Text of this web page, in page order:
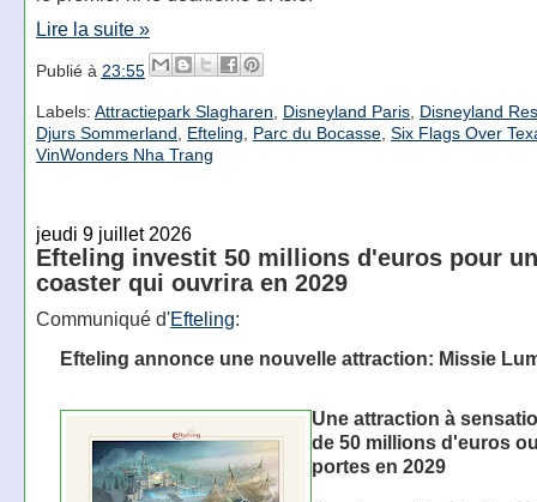
Lire la suite »
Publié à 23:55
Labels: Attractiepark Slagharen Disneyland Paris, Disneyland
Djurs Sommerland
Efteling Parc du Bocasse, Six Flags Over
VinWonders Nha Trang
jeudi 9 juillet 2026
Efteling investit 50 millions d'euros pour
coaster qui ouvrira en 2029
Communiqué d'Efteling:
Efteling annonce une nouvelle attraction: Missie
Une attraction à
de 50 millions d'euros
portes en 2029